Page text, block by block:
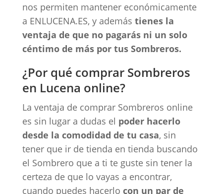
nos permiten mantener económicamente
a ENLUCENA.ES, y además tienes la
ventaja de que no pagarás ni un solo
céntimo de más por tus Sombreros.
¿Por qué comprar Sombreros
en Lucena online?
La ventaja de comprar Sombreros online
es sin lugar a dudas el poder hacerlo
desde la comodidad de tu casa, sin
tener que ir de tienda en tienda buscando
el Sombrero que a ti te guste sin tener la
certeza de que lo vayas a encontrar,
cuando puedes hacerlo con un par de